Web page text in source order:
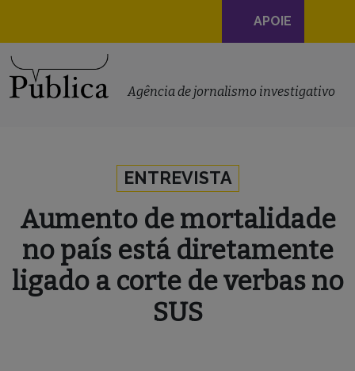
Navegação
principal
APOIE
Agência de jornalismo investigativo
ENTREVISTA
Aumento de mortalidade
no país está diretamente
ligado a corte de verbas no
SUS